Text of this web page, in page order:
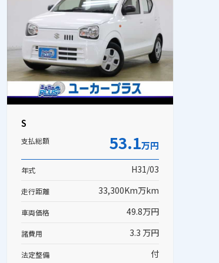
S
支払総額 53.1万円
年式 H31/03
走行距離 33,300Km万km
車両価格 49.8万円
諸費用 3.3 万円
法定整備 付